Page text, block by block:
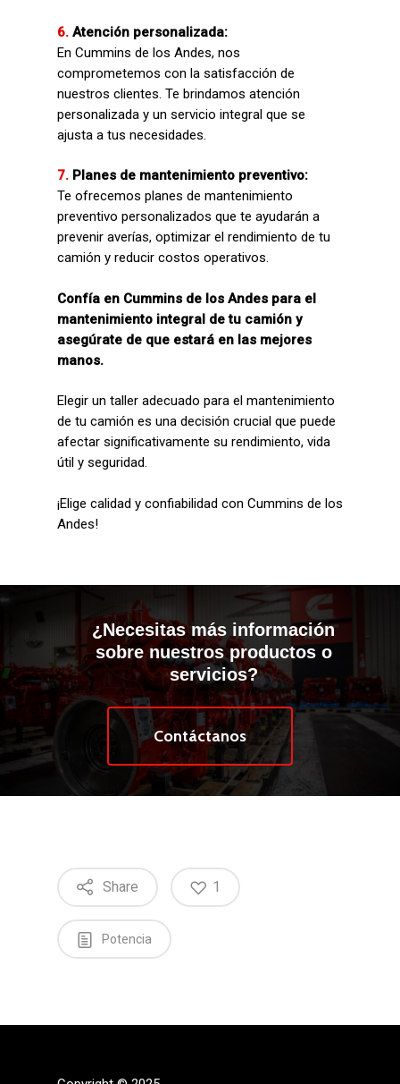
6. Atención personalizada:
En Cummins de los Andes, nos
comprometemos con la satisfacción de
nuestros clientes. Te brindamos atención
personalizada y un servicio integral que se
ajusta a tus necesidades.
7. Planes de mantenimiento preventivo:
Te ofrecemos planes de mantenimiento
preventivo personalizados que te ayudarán a
prevenir averías, optimizar el rendimiento de tu
camión y reducir costos operativos.
Confía en Cummins de los Andes para el
mantenimiento integral de tu camión y
asegúrate de que estará en las mejores
manos.
Elegir un taller adecuado para el mantenimiento
de tu camión es una decisión crucial que puede
afectar significativamente su rendimiento, vida
útil y seguridad.
¡Elige calidad y confiabilidad con Cummins de los
Andes!
¿Necesitas más información
sobre nuestros productos o
servicios?
Contáctanos
Share 1
Potencia